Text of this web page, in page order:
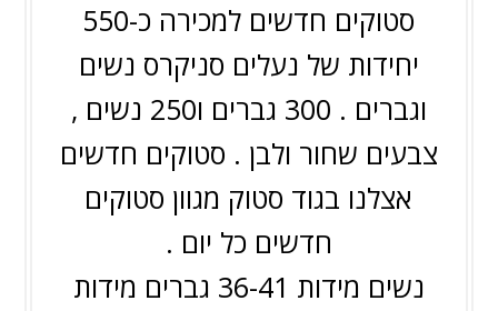
סטוקים חדשים למכירה כ-550
יחידות של נעלים סניקרס נשים
וגברים . 300 גברים ו250 נשים ,
צבעים שחור ולבן . סטוקים חדשים
אצלנו בגוד סטוק מגוון סטוקים
חדשים כל יום .
נשים מידות 36-41 גברים מידות